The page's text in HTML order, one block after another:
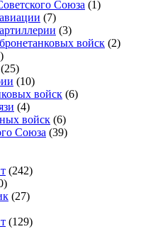
Союза (1)
(7)
(3)
войск (2)
(25)
(10)
войск (6)
(4)
войск (6)
Союза (39)
(242)
(27)
(129)